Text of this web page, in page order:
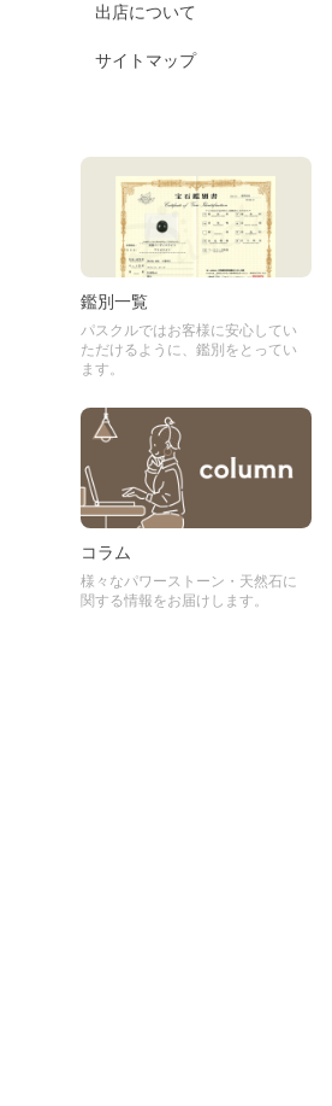
出店について
サイトマップ
鑑別一覧
パスクルではお客様に安心してい
ただけるように、鑑別をとってい
ます。
コラム
様々なパワーストーン・天然石に
関する情報をお届けします。